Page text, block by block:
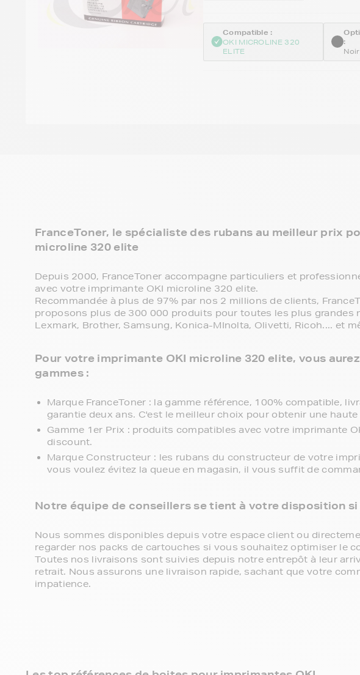
Compatible :
OKI MICROLINE 320
ELITE
:
Noir
FranceToner, le spécialiste des rubans au meilleur prix
microline 320 elite
Depuis 2000, FranceToner accompagne particuliers et
avec votre imprimante OKI microline 320 elite.
Recommandée à plus de 97% par nos 2 millions de clients,
proposons plus de 300 000 produits pour toutes les plus grandes
Lexmark, Brother, Samsung, Konica-MInolta, Olivetti, Ricoh.... et
Pour votre imprimante OKI microline 320 elite, vous
gammes :
Marque FranceToner : la gamme référence, 100% compatible,
garantie deux ans. C'est le meilleur choix pour obtenir une
Gamme 1er Prix : produits compatibles avec votre imprimante
discount.
Marque Constructeur : les rubans du constructeur de votre
vous voulez évitez la queue en magasin, il vous suffit de
Notre équipe de conseillers se tient à votre disposition
Nous sommes disponibles depuis votre espace client ou
regarder nos packs de cartouches si vous souhaitez optimiser le
Toutes nos livraisons sont suivies depuis notre entrepôt à leur
retrait. Nous assurons une livraison rapide, sachant que votre
impatience.